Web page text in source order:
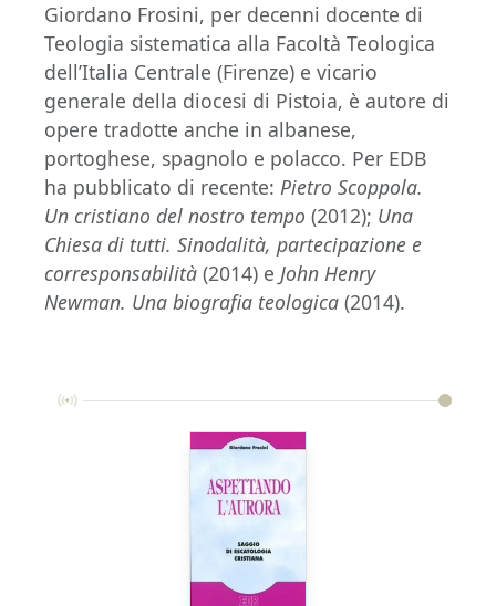
Giordano Frosini, per decenni docente di
Teologia sistematica alla Facoltà Teologica
dell’Italia Centrale (Firenze) e vicario
generale della diocesi di Pistoia, è autore di
opere tradotte anche in albanese,
portoghese, spagnolo e polacco. Per EDB
ha pubblicato di recente: Pietro Scoppola.
Un cristiano del nostro tempo (2012); Una
Chiesa di tutti. Sinodalità, partecipazione e
corresponsabilità (2014) e John Henry
Newman. Una biografia teologica (2014).